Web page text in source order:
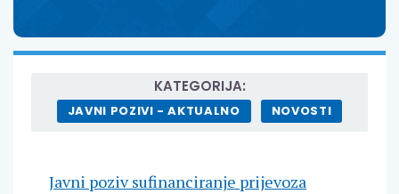
KATEGORIJA:
JAVNI POZIVI - AKTUALNO NOVOSTI
Javni poziv sufinanciranje prijevoza